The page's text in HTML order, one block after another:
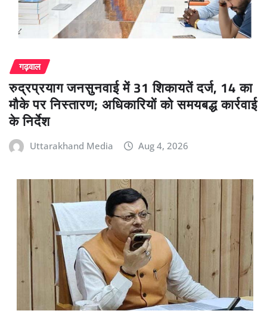
गढ़वाल
रुद्रप्रयाग जनसुनवाई में 31 शिकायतें दर्ज, 14 का
मौके पर निस्तारण; अधिकारियों को समयबद्ध कार्रवाई
के निर्देश
Uttarakhand Media Aug 4, 2026